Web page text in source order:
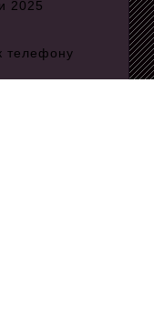
2025
телефону